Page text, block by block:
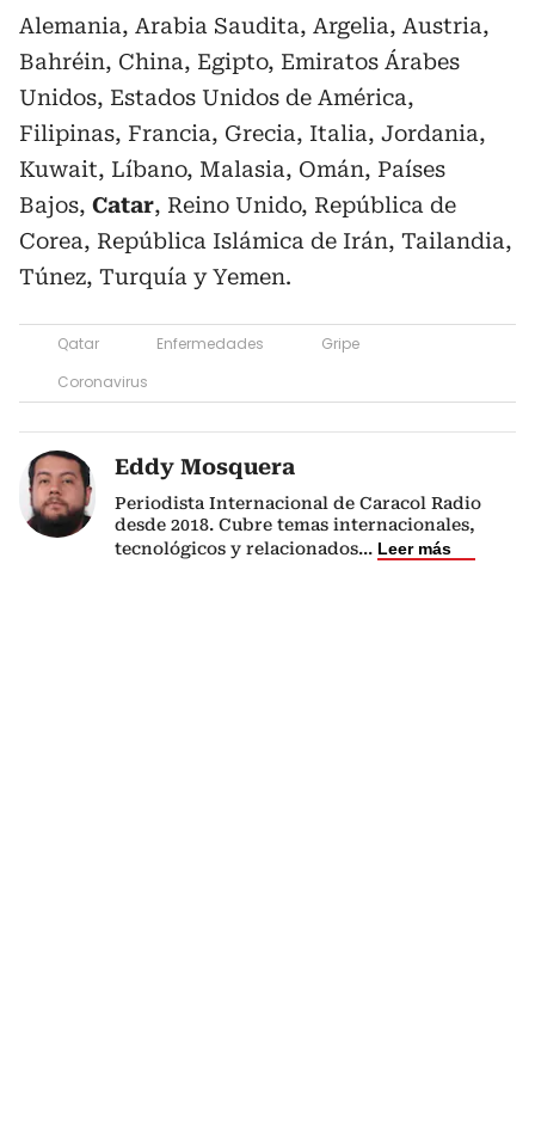
Alemania, Arabia Saudita, Argelia, Austria,
Bahréin, China, Egipto, Emiratos Árabes
Unidos, Estados Unidos de América,
Filipinas, Francia, Grecia, Italia, Jordania,
Kuwait, Líbano, Malasia, Omán, Países
Bajos, Catar, Reino Unido, República de
Corea, República Islámica de Irán, Tailandia,
Túnez, Turquía y Yemen.
Qatar Enfermedades
Gripe
Coronavirus
Eddy Mosquera
Periodista Internacional de Caracol Radio
desde 2018. Cubre temas internacionales,
tecnológicos y relacionados... Leer más